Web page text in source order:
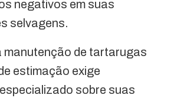
negativos em suas
selvagens.
manutenção de tartarugas
estimação exige
sobre suas